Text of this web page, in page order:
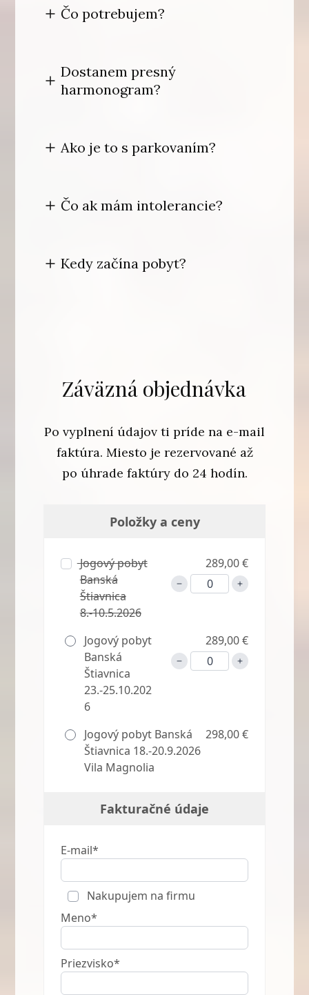
Čo potrebujem?
Dostanem presný
harmonogram?
Ako je to s parkovaním?
Čo ak mám intolerancie?
Kedy začína pobyt?
Záväzná objednávka
Po vyplnení údajov ti príde na e-mail
faktúra. Miesto je rezervované až
po úhrade faktúry do 24 hodín.
Položky a ceny
Jogový pobyt
Banská
Štiavnica
8.-10.5.2026
289,00 €
Jogový pobyt
Banská
Štiavnica
23.-25.10.202
6
289,00 €
Jogový pobyt Banská
Štiavnica 18.-20.9.2026
Vila Magnolia
298,00 €
Fakturačné údaje
E-mail*
Nakupujem na firmu
Meno*
Priezvisko*